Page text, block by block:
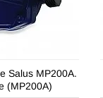
Salus MP200A.
(MP200A)